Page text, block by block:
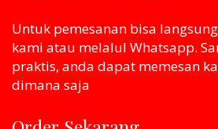
Untuk pemesanan bisa
kami atau melaluI Whatsapp.
praktis, anda dapat memesan
dimana saja